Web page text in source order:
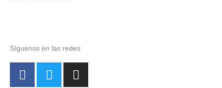
Síguenos en las redes
F
a
T
w
I
n